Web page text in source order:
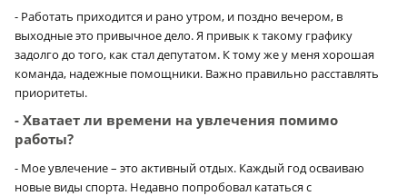
- Работать приходится и рано утром, и поздно вечером, в
выходные это привычное дело. Я привык к такому графику
задолго до того, как стал депутатом. К тому же у меня хорошая
команда, надежные помощники. Важно правильно расставлять
приоритеты.
- Хватает ли времени на увлечения помимо
работы?
- Мое увлечение – это активный отдых. Каждый год осваиваю
новые виды спорта. Недавно попробовал кататься с